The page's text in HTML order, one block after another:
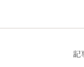
記